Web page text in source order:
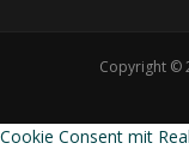
Copyright ©
Cookie Consent mit